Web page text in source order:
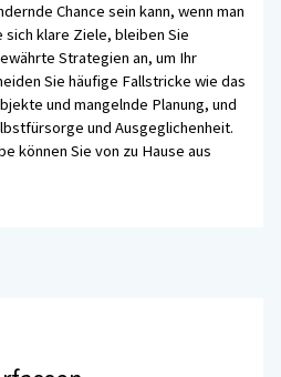
Chance sein kann, wenn man
klare Ziele, bleiben Sie
Strategien an, um Ihr
Sie häufige Fallstricke wie das
und mangelnde Planung, und
und Ausgeglichenheit.
können Sie von zu Hause aus